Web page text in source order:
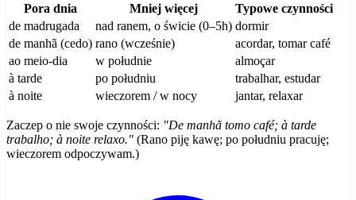
Pora dnia Mniej więcej
Typowe czynności
de madrugada
nad ranem, o świcie (0–5h) dormir
de manhã (cedo) rano (wcześnie)
acordar, tomar café
ao meio-dia
w południe
almoçar
à tarde
po południu
trabalhar, estudar
à noite
wieczorem / w nocy jantar, relaxar
Zaczep o nie swoje czynności: "De manhã tomo café; à tarde
trabalho; à noite relaxo." (Rano piję kawę; po południu pracuję;
wieczorem odpoczywam.)